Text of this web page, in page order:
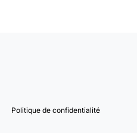
Politique de confidentialité